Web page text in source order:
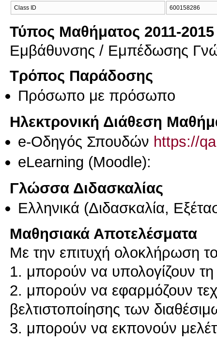
Class ID 600158286
Τύπος Μαθήματος 2011-2015
Εμβάθυνσης / Εμπέδωσης
Τρόπος Παράδοσης
Πρόσωπο με πρόσωπο
Ηλεκτρονική Διάθεση
e-Οδηγός Σπουδών https://
eLearning (Moodle):
Γλώσσα Διδασκαλίας
Ελληνικά (Διδασκαλία,
Μαθησιακά Αποτελέσματα
Με την επιτυχή ολοκλήρωση
1. μπορούν να υπολογίζουν τη
2. μπορούν να εφαρμόζουν
βελτιστοποίησης των